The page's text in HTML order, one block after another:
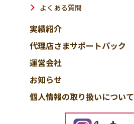
よくある質問
実績紹介
代理店さまサポートパック
運営会社
お知らせ
個人情報の取り扱いについて